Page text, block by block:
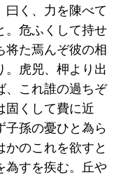
曰く、力を陳べて
。危ふくして持せ
将た焉んぞ彼の相
。虎兕、柙より出
、これ誰の過ちぞ
固くして費に近
子孫の憂ひと為ら
のこれを欲すと
為すを疾む。丘や